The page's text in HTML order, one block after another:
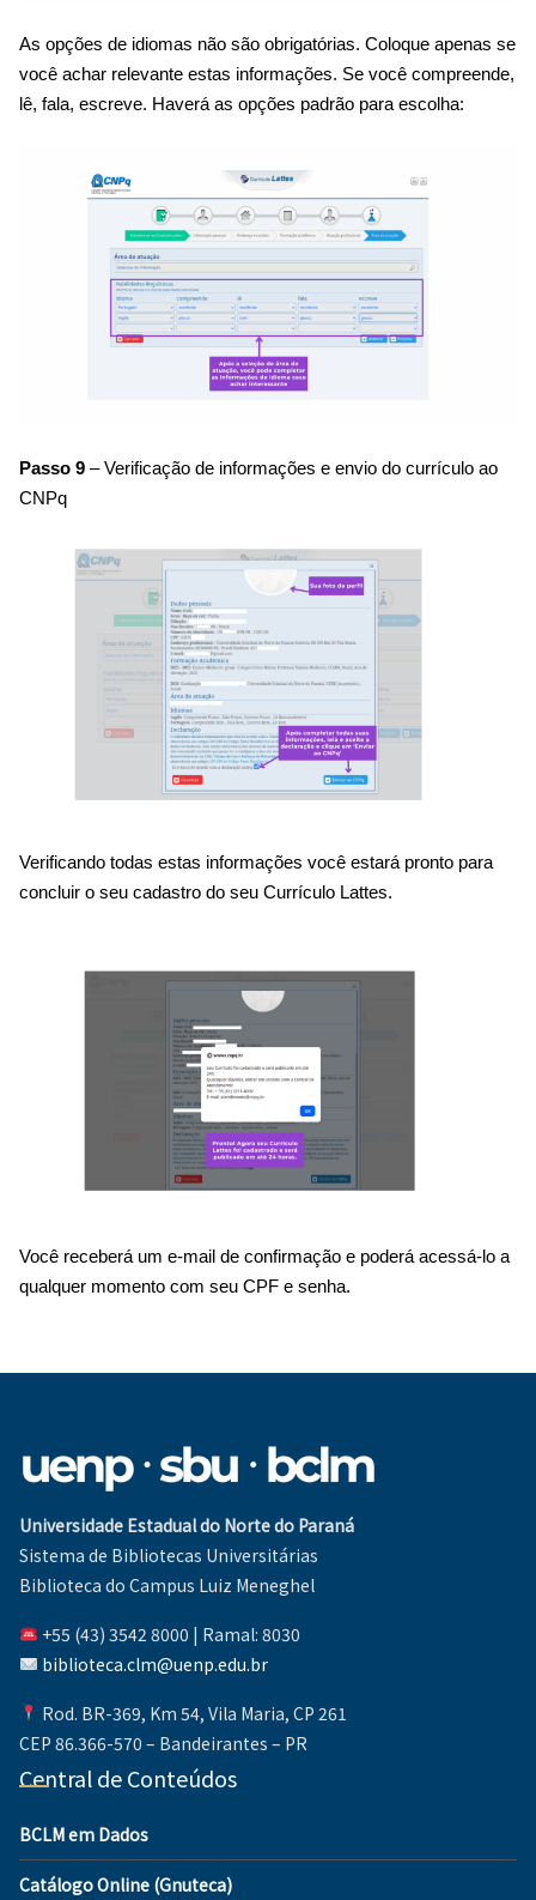
As opções de idiomas não são obrigatórias. Coloque apenas se
você achar relevante estas informações. Se você compreende,
lê, fala, escreve. Haverá as opções padrão para escolha:
Passo 9 – Verificação de informações e envio do currículo ao
CNPq
Verificando todas estas informações você estará pronto para
concluir o seu cadastro do seu Currículo Lattes.
Você receberá um e-mail de confirmação e poderá acessá-lo a
qualquer momento com seu CPF e senha.
Universidade Estadual do Norte do Paraná
Sistema de Bibliotecas Universitárias
Biblioteca do Campus Luiz Meneghel
+55 (43) 3542 8000 | Ramal: 8030
biblioteca.clm@uenp.edu.br
Rod. BR-369, Km 54, Vila Maria, CP 261
CEP 86.366-570 – Bandeirantes – PR
Central de Conteúdos
BCLM em Dados
Catálogo Online (Gnuteca)